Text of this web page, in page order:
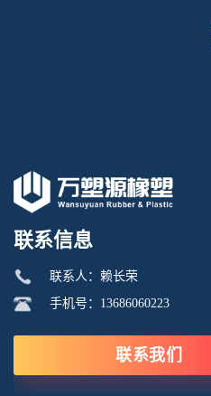
联系信息
联系人：赖长荣
手机号：13686060223
联系我们